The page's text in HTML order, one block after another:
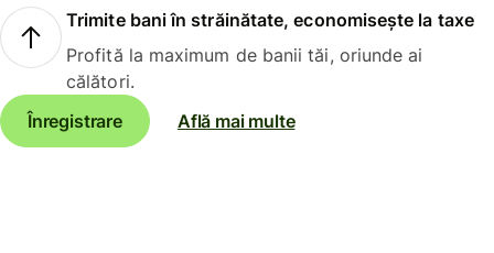
Trimite bani în străinătate, economisește la taxe
Profită la maximum de banii tăi, oriunde ai
călători.
Înregistrare
Află mai multe